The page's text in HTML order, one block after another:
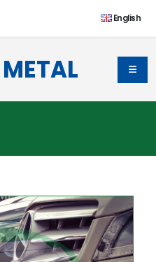
English